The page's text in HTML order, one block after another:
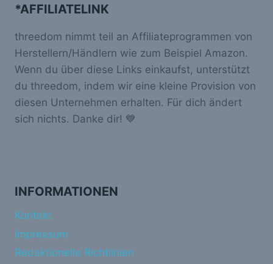
*AFFILIATELINK
threedom nimmt teil an Affiliateprogrammen von
Herstellern/Händlern wie zum Beispiel Amazon.
Wenn du über diese Links einkaufst, unterstützt
du threedom, indem wir eine kleine Provision von
diesen Unternehmen erhalten. Für dich ändert
sich nichts. Danke dir! 💙
INFORMATIONEN
Kontakt
Impressum
Redaktionelle Richtlinien